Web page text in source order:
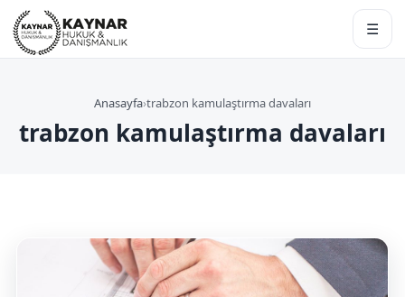
☰
Anasayfa›trabzon kamulaştırma davaları
trabzon kamulaştırma davaları